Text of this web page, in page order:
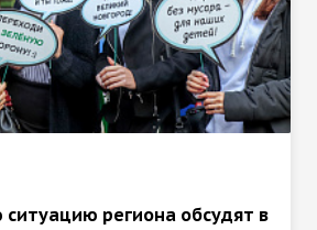
ситуацию региона обсудят в